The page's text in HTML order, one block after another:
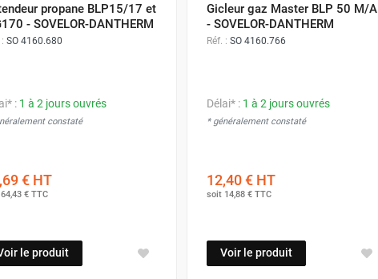
propane BLP15/17 et
- SOVELOR-DANTHERM
SO 4160.680
: 1 à 2 jours ouvrés
constaté
€ HT
64,43 € TTC
le produit
Gicleur gaz Master BLP 50 M/A
- SOVELOR-DANTHERM
Réf. : SO 4160.766
Délai* : 1 à 2 jours ouvrés
* généralement constaté
12,40 €HT
soit 14,88 €TTC
Voir le produit